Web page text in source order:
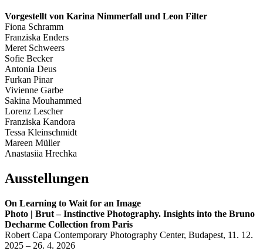
Vorgestellt von Karina Nimmerfall und Leon Filter
Fiona Schramm
Franziska Enders
Meret Schweers
Sofie Becker
Antonia Deus
Furkan Pinar
Vivienne Garbe
Sakina Mouhammed
Lorenz Lescher
Franziska Kandora
Tessa Kleinschmidt
Mareen Müller
Anastasiia Hrechka
Ausstellungen
On Learning to Wait for an Image
Photo | Brut – Instinctive Photography. Insights into the Bruno
Decharme Collection from Paris
Robert Capa Contemporary Photography Center, Budapest, 11. 12.
2025 – 26. 4. 2026